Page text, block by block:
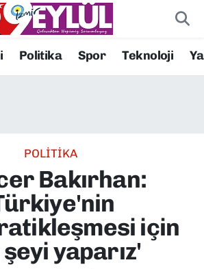
Politika Spor Teknoloji
POLİTİKA
Bakırhan:
için
yaparız'
Eczaneler
Durumu ve Fikstür